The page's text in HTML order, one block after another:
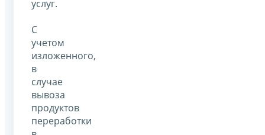
услуг.
С
учетом
изложенного,
в
случае
вывоза
продуктов
переработки